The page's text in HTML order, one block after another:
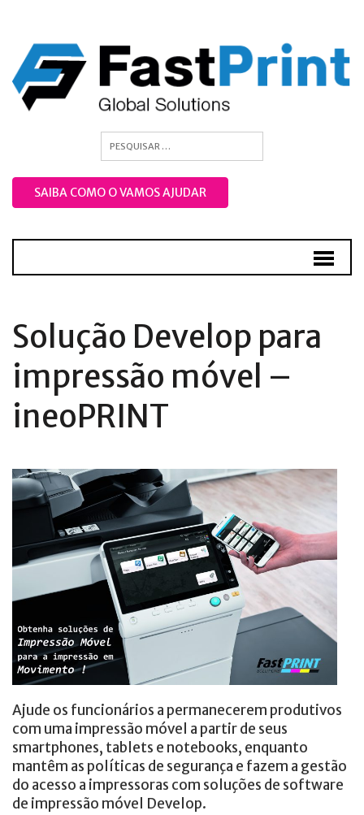
SAIBA COMO O VAMOS AJUDAR
Solução Develop para
impressão móvel –
ineoPRINT
Ajude os funcionários a permanecerem produtivos
com uma impressão móvel a partir de seus
smartphones, tablets e notebooks, enquanto
mantêm as políticas de segurança e fazem a gestão
do acesso a impressoras com soluções de software
de impressão móvel Develop.